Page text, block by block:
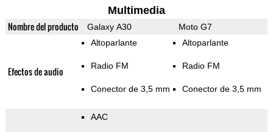
Multimedia
Nombre del producto Galaxy A30 Moto G7
Efectos de audio
Altoparlante
Radio FM
Conector de 3,5 mm
Altoparlante
Radio FM
Conector de 3,5 mm
AAC